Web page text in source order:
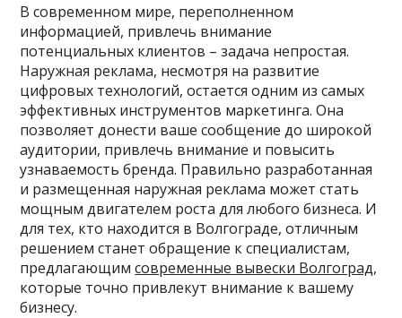
В современном мире, переполненном
информацией, привлечь внимание
потенциальных клиентов – задача непростая.
Наружная реклама, несмотря на развитие
цифровых технологий, остается одним из самых
эффективных инструментов маркетинга. Она
позволяет донести ваше сообщение до широкой
аудитории, привлечь внимание и повысить
узнаваемость бренда. Правильно разработанная
и размещенная наружная реклама может стать
мощным двигателем роста для любого бизнеса. И
для тех, кто находится в Волгограде, отличным
решением станет обращение к специалистам,
предлагающимсовременные вывески Волгоград,
которые точно привлекут внимание к вашему
бизнесу.